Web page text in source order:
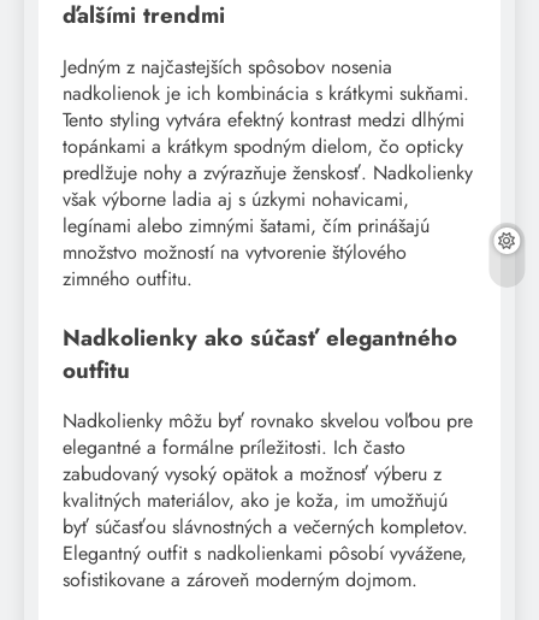
ďalšími trendmi
Jedným z najčastejších spôsobov nosenia
nadkolienok je ich kombinácia s krátkymi sukňami.
Tento styling vytvára efektný kontrast medzi dlhými
topánkami a krátkym spodným dielom, čo opticky
predlžuje nohy a zvýrazňuje ženskosť. Nadkolienky
však výborne ladia aj s úzkymi nohavicami,
legínami alebo zimnými šatami, čím prinášajú
množstvo možností na vytvorenie štýlového
zimného outfitu.
Nadkolienky ako súčasť elegantného
outfitu
Nadkolienky môžu byť rovnako skvelou voľbou pre
elegantné a formálne príležitosti. Ich často
zabudovaný vysoký opätok a možnosť výberu z
kvalitných materiálov, ako je koža, im umožňujú
byť súčasťou slávnostných a večerných kompletov.
Elegantný outfit s nadkolienkami pôsobí vyvážene,
sofistikovane a zároveň moderným dojmom.